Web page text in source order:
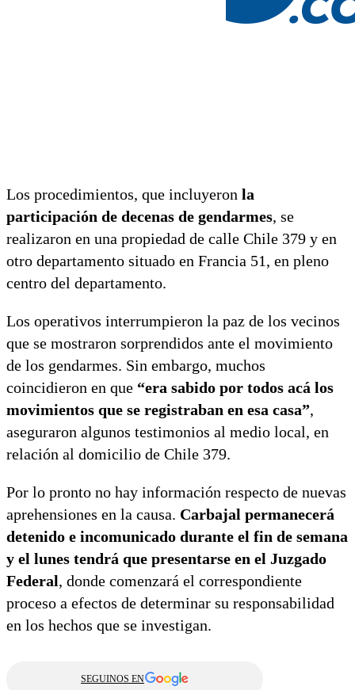
Los procedimientos, que incluyeron la
participación de decenas de gendarmes, se
realizaron en una propiedad de calle Chile 379 y en
otro departamento situado en Francia 51, en pleno
centro del departamento.
Los operativos interrumpieron la paz de los vecinos
que se mostraron sorprendidos ante el movimiento
de los gendarmes. Sin embargo, muchos
coincidieron en que “era sabido por todos acá los
movimientos que se registraban en esa casa”,
aseguraron algunos testimonios al medio local, en
relación al domicilio de Chile 379.
Por lo pronto no hay información respecto de nuevas
aprehensiones en la causa. Carbajal permanecerá
detenido e incomunicado durante el fin de semana
y el lunes tendrá que presentarse en el Juzgado
Federal, donde comenzará el correspondiente
proceso a efectos de determinar su responsabilidad
en los hechos que se investigan.
SEGUINOS EN